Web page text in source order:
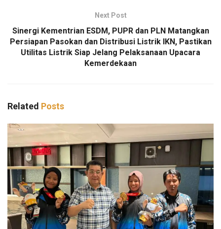
Next Post
Sinergi Kementrian ESDM, PUPR dan PLN Matangkan
Persiapan Pasokan dan Distribusi Listrik IKN, Pastikan
Utilitas Listrik Siap Jelang Pelaksanaan Upacara
Kemerdekaan
Related Posts